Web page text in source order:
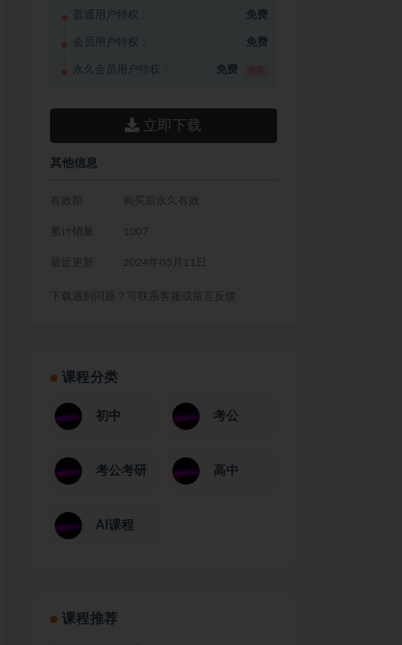
普通用户特权： 免费
会员用户特权： 免费
永久会员用户特权： 免费
立即下载
其他信息
有效期 购买后永久有效
累计销量 1007
最近更新 2024年05月11日
下载遇到问题？可联系客服或留言反馈
课程分类
初中 考公
考公考研 高中
AI课程
课程推荐